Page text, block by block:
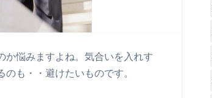
か悩みますよね。気合いを入れす
も・・避けたいものです。